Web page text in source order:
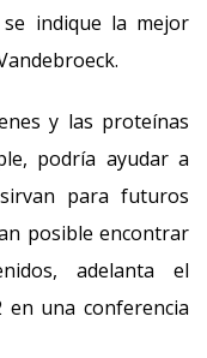
indique la mejor
y las proteínas
podría ayudar a
para futuros
posible encontrar
adelanta el
en una conferencia